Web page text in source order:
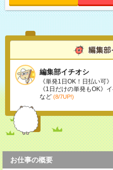
編集部イチオシ
《単発1日OK！日払い可
《1日だけの単発もOK》
など (8/7UP!)
お仕事の概要